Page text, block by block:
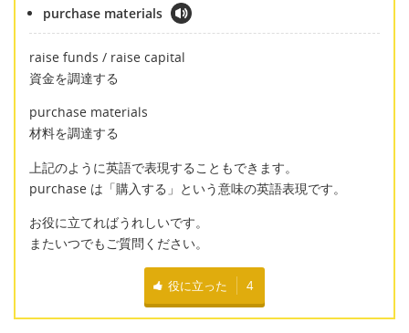
purchase materials
raise funds / raise capital
資金を調達する
purchase materials
材料を調達する
上記のように英語で表現することもできます。
purchase は「購入する」という意味の英語表現です。
お役に立てればうれしいです。
またいつでもご質問ください。
役に立った 4